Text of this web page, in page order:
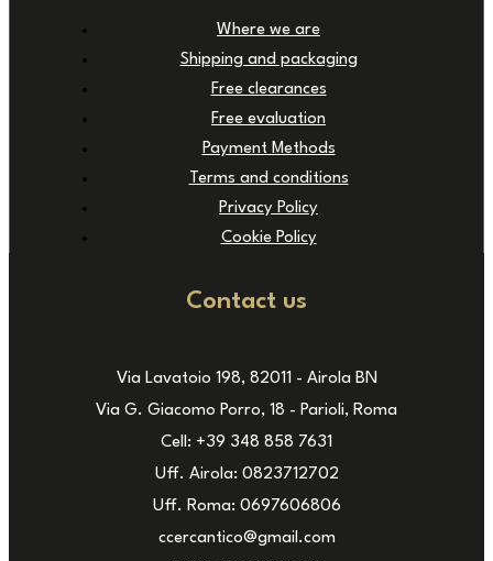
Where we are
Shipping and packaging
Free clearances
Free evaluation
Payment Methods
Terms and conditions
Privacy Policy
Cookie Policy
Contact us
Via Lavatoio 198, 82011 - Airola BN
Via G. Giacomo Porro, 18 - Parioli, Roma
Cell: +39 348 858 7631
Uff. Airola: 0823712702
Uff. Roma: 0697606806
ccercantico@gmail.com